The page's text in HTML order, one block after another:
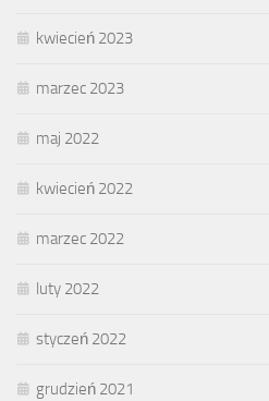
kwiecień 2023
marzec 2023
maj 2022
kwiecień 2022
marzec 2022
luty 2022
styczeń 2022
grudzień 2021